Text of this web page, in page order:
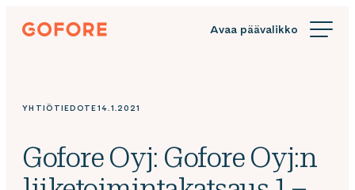
Siirry
suoraan
Gofore
knowledge
YHTIÖTIEDOTE14.1.2021
Gofore Oyj: Gofore Oyj:n